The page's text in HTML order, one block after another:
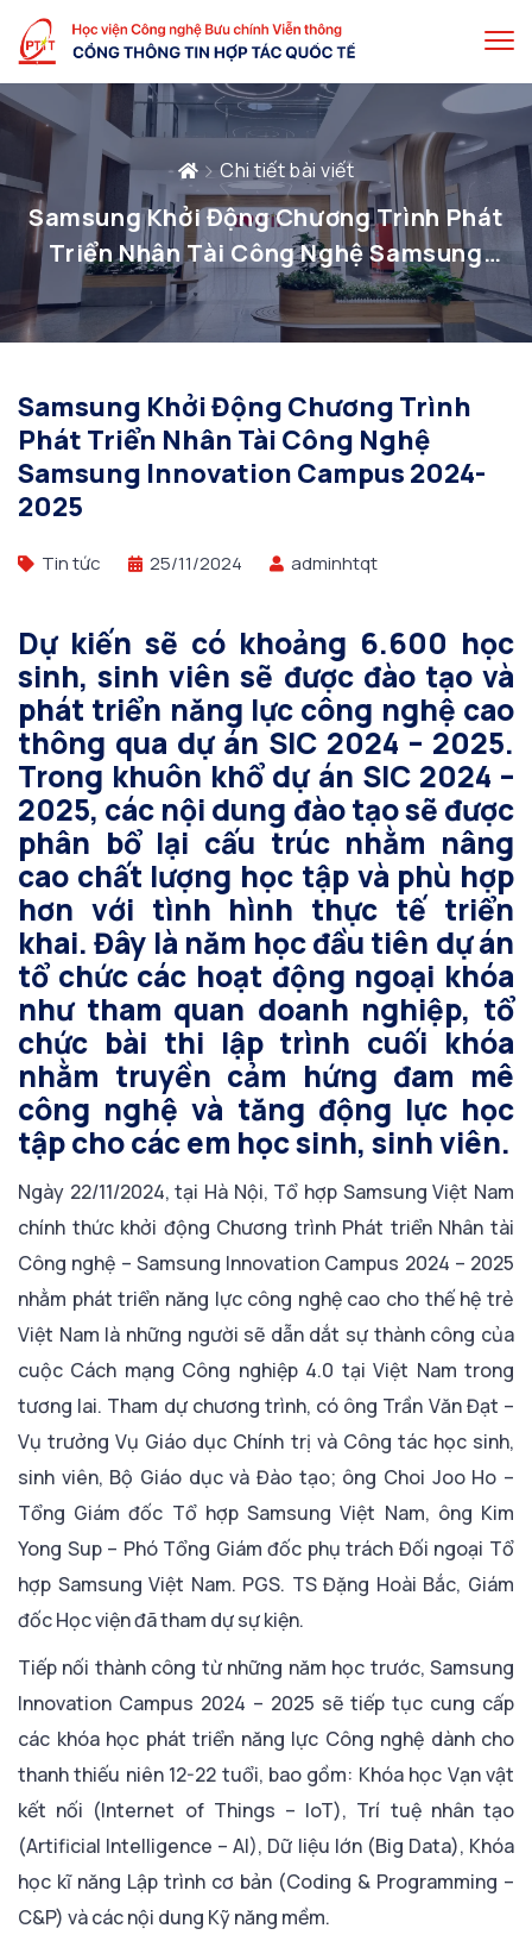
Chi tiết bài viết
Samsung Khởi Động Chương Trình Phát
Triển Nhân Tài Công Nghệ Samsung
Innovation Campus 2024- 2025
Samsung Khởi Động Chương Trình
Phát Triển Nhân Tài Công Nghệ
Samsung Innovation Campus 2024-
2025
Tin tức 25/11/2024 adminhtqt
Dự kiến sẽ có khoảng 6.600 học
sinh, sinh viên sẽ được đào tạo và
phát triển năng lực công nghệ cao
thông qua dự án SIC 2024 – 2025.
Trong khuôn khổ dự án SIC 2024 –
2025, các nội dung đào tạo sẽ được
phân bổ lại cấu trúc nhằm nâng
cao chất lượng học tập và phù hợp
hơn với tình hình thực tế triển
khai. Đây là năm học đầu tiên dự án
tổ chức các hoạt động ngoại khóa
như tham quan doanh nghiệp, tổ
chức bài thi lập trình cuối khóa
nhằm truyền cảm hứng đam mê
công nghệ và tăng động lực học
tập cho các em học sinh, sinh viên.
Ngày 22/11/2024, tại Hà Nội, Tổ hợp Samsung Việt Nam
chính thức khởi động Chương trình Phát triển Nhân tài
Công nghệ – Samsung Innovation Campus 2024 – 2025
nhằm phát triển năng lực công nghệ cao cho thế hệ trẻ
Việt Nam là những người sẽ dẫn dắt sự thành công của
cuộc Cách mạng Công nghiệp 4.0 tại Việt Nam trong
tương lai. Tham dự chương trình, có ông Trần Văn Đạt –
Vụ trưởng Vụ Giáo dục Chính trị và Công tác học sinh,
sinh viên, Bộ Giáo dục và Đào tạo; ông Choi Joo Ho –
Tổng Giám đốc Tổ hợp Samsung Việt Nam, ông Kim
Yong Sup – Phó Tổng Giám đốc phụ trách Đối ngoại Tổ
hợp Samsung Việt Nam. PGS. TS Đặng Hoài Bắc, Giám
đốc Học viện đã tham dự sự kiện.
Tiếp nối thành công từ những năm học trước, Samsung
Innovation Campus 2024 – 2025 sẽ tiếp tục cung cấp
các khóa học phát triển năng lực Công nghệ dành cho
thanh thiếu niên 12-22 tuổi, bao gồm: Khóa học Vạn vật
kết nối (Internet of Things – IoT), Trí tuệ nhân tạo
(Artificial Intelligence – AI), Dữ liệu lớn (Big Data), Khóa
học kĩ năng Lập trình cơ bản (Coding & Programming –
C&P) và các nội dung Kỹ năng mềm.